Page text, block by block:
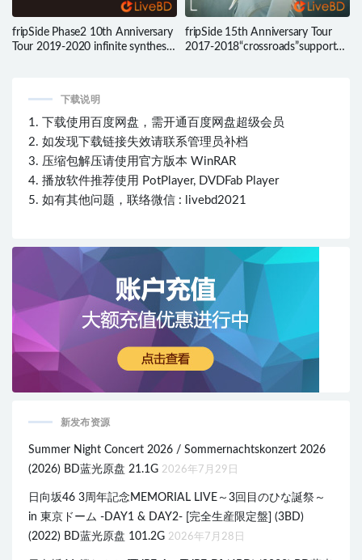
fripSide Phase2 10th Anniversary
Tour 2019-2020 infinite synthesis
fripSide 15th Anniversary Tour
2017-2018“crossroads”supported
下载说明
1. 下载使用百度网盘，需开通百度网盘超级会员
2. 如发现下载链接失效请联系管理员补档
3. 压缩包解压请使用官方版本 WinRAR
4. 播放软件推荐使用 PotPlayer, DVDFab Player
5. 如有其他问题，联络微信 : livebd2021
新发布资源
Summer Night Concert 2026 / Sommernachtskonzert 2026
(2026) BD蓝光原盘 21.1G 2026年7月29日
日向坂46 3周年記念MEMORIAL LIVE～3回目のひな誕祭～
in 東京ドーム -DAY1 & DAY2- [完全生産限定盤] (3BD)
(2022) BD蓝光原盘 101.2G 2026年7月28日